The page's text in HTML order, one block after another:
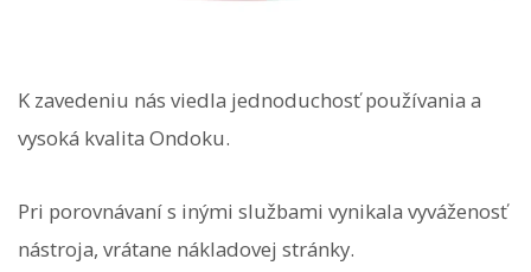
K zavedeniu nás viedla jednoduchosť používania a
vysoká kvalita Ondoku.
Pri porovnávaní s inými službami vynikala vyváženosť
nástroja, vrátane nákladovej stránky.